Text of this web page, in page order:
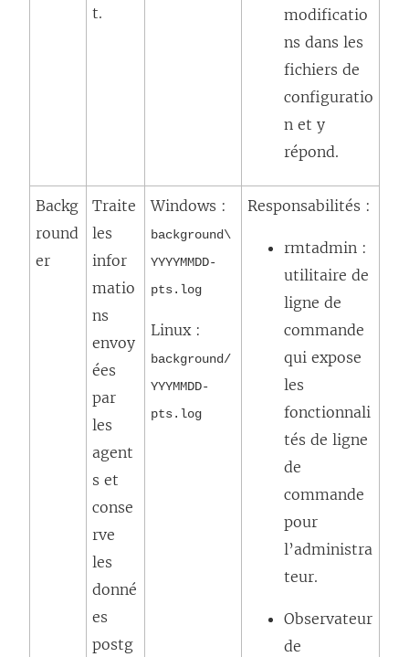
t.
modificatio
ns dans les
fichiers de
configuratio
n et y
répond.
Backg
round
er
Traite
les
infor
matio
ns
envoy
ées
par
les
agent
s et
conse
rve
les
donné
es
postg
Windows :
background\
YYYYMMDD-
pts.log
Linux :
background/
YYYMMDD-
pts.log
Responsabilités :
rmtadmin :
utilitaire de
ligne de
commande
qui expose
les
fonctionnali
tés de ligne
de
commande
pour
l’administra
teur.
Observateur
de